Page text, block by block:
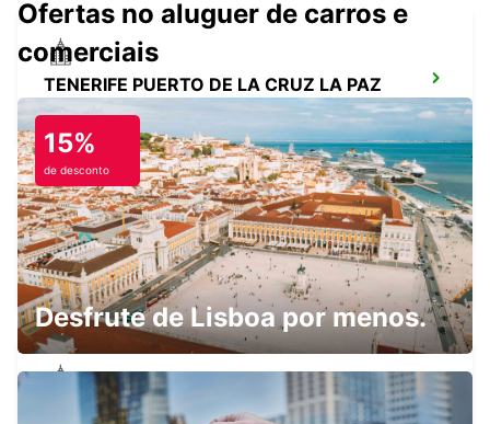
TENERIFE PUERTO DE LA CRUZ LA PAZ
PUERTO DE LA CRUZ - SPAIN
AEROPORTO DE TENERIFE SUL
GRANADILLA - SPAIN
TENERIFE PLAYA LAS AMÉRICAS
Ofertas no aluguer de carros e
comerciais
15%
de desconto
Desfrute de Lisboa por menos.